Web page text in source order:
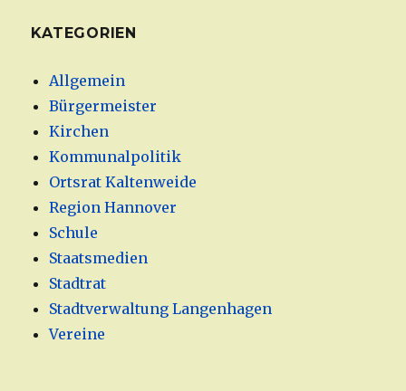
KATEGORIEN
Allgemein
Bürgermeister
Kirchen
Kommunalpolitik
Ortsrat Kaltenweide
Region Hannover
Schule
Staatsmedien
Stadtrat
Stadtverwaltung Langenhagen
Vereine